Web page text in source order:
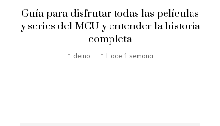
Guía para disfrutar todas las películas
y series del MCU y entender la historia
completa
demo Hace 1 semana